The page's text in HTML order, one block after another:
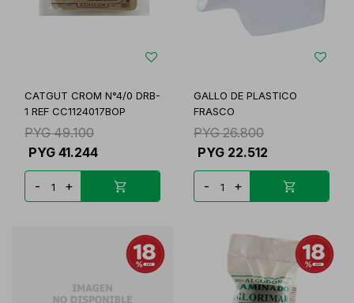
CATGUT CROM N°4/0 DRB-
1 REF CC1124017BOP
PYG 49.100
PYG 41.244
- +
GALLO DE PLASTICO
FRASCO
PYG 26.800
PYG 22.512
- +